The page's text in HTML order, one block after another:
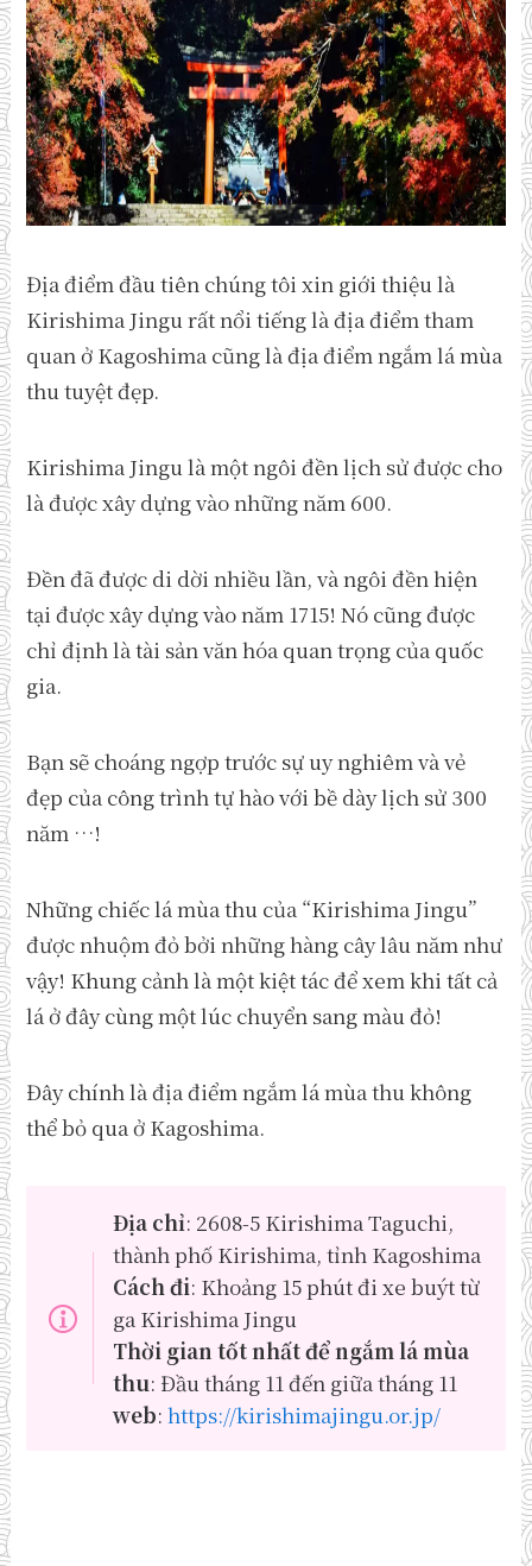
Địa điểm đầu tiên chúng tôi xin giới thiệu là
Kirishima Jingu rất nổi tiếng là địa điểm tham
quan ở Kagoshima cũng là địa điểm ngắm lá mùa
thu tuyệt đẹp.
Kirishima Jingu là một ngôi đền lịch sử được cho
là được xây dựng vào những năm 600.
Đền đã được di dời nhiều lần, và ngôi đền hiện
tại được xây dựng vào năm 1715! Nó cũng được
chỉ định là tài sản văn hóa quan trọng của quốc
gia.
Bạn sẽ choáng ngợp trước sự uy nghiêm và vẻ
đẹp của công trình tự hào với bề dày lịch sử 300
năm …!
Những chiếc lá mùa thu của “Kirishima Jingu”
được nhuộm đỏ bởi những hàng cây lâu năm như
vậy! Khung cảnh là một kiệt tác để xem khi tất cả
lá ở đây cùng một lúc chuyển sang màu đỏ!
Đây chính là địa điểm ngắm lá mùa thu không
thể bỏ qua ở Kagoshima.
Địa chỉ: 2608-5 Kirishima Taguchi,
thành phố Kirishima, tỉnh Kagoshima
Cách đi: Khoảng 15 phút đi xe buýt từ
ga Kirishima Jingu
Thời gian tốt nhất để ngắm lá mùa
thu: Đầu tháng 11 đến giữa tháng 11
web: https://kirishimajingu.or.jp/